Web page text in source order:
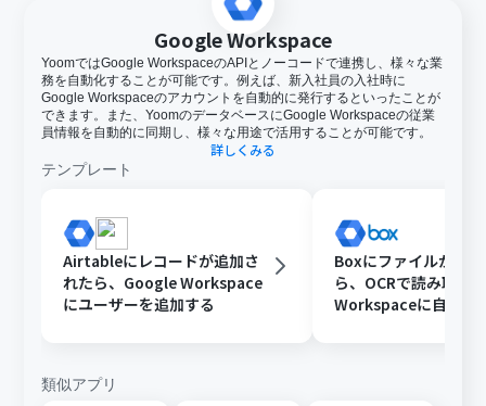
Google Workspace
YoomではGoogle WorkspaceのAPIとノーコードで連携し、様々な業
務を自動化することが可能です。例えば、新入社員の入社時に
Google Workspaceのアカウントを自動的に発行するといったことが
できます。また、YoomのデータベースにGoogle Workspaceの従業
員情報を自動的に同期し、様々な用途で活用することが可能です。
詳しくみる
テンプレート
Airtableにレコードが追加さ
れたら、Google Workspace
にユーザーを追加する
Boxにファイルが格
ら、OCRで読み取り
Workspaceに自動で
類似アプリ